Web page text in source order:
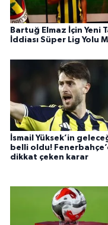
Bartuğ Elmaz İçin Yeni
İddiası Süper Lig Yolu
İsmail Yüksek’in
belli oldu!
dikkat çeken karar